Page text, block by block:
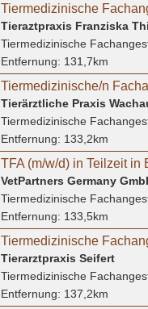
Tiermedizinische
Tieraztpraxis Franziska
Tiermedizinische
Entfernung: 131,7km
Tiermedizinische/n
Tierärztliche Praxis
Tiermedizinische
Entfernung: 133,2km
VetPartners Germany
Tiermedizinische
Entfernung: 133,5km
Tiermedizinische
Tierarztpraxis Seifert
Tiermedizinische
Entfernung: 137,2km